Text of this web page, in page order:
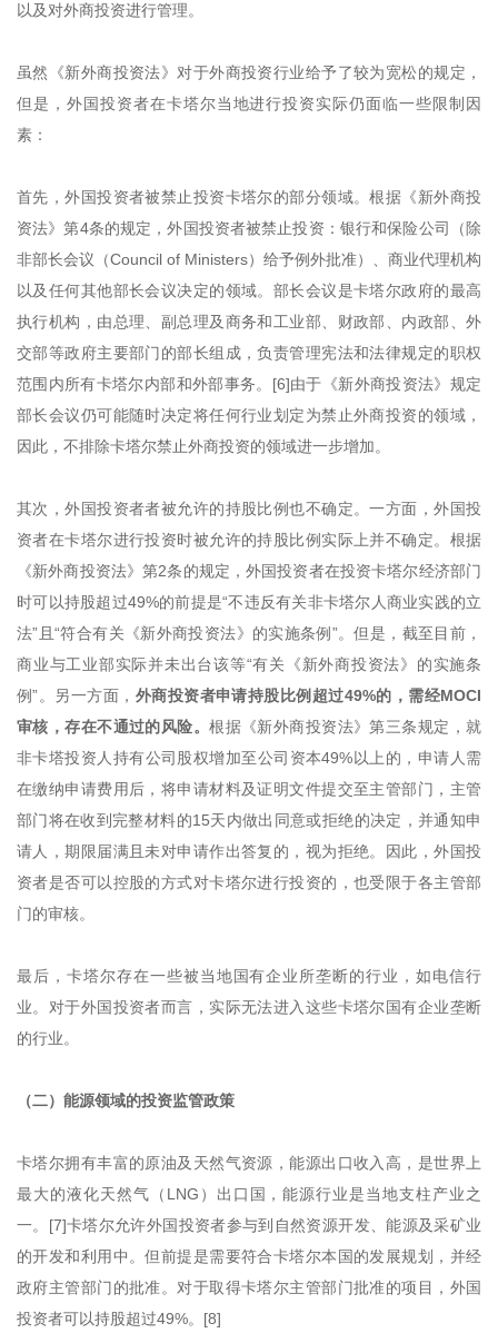
以及对外商投资进行管理。
虽然《新外商投资法》对于外商投资行业给予了较为宽松的规定，
但是，外国投资者在卡塔尔当地进行投资实际仍面临一些限制因
素：
首先，外国投资者被禁止投资卡塔尔的部分领域。根据《新外商投
资法》第4条的规定，外国投资者被禁止投资：银行和保险公司（除
非部长会议（Council of Ministers）给予例外批准）、商业代理机构
以及任何其他部长会议决定的领域。部长会议是卡塔尔政府的最高
执行机构，由总理、副总理及商务和工业部、财政部、内政部、外
交部等政府主要部门的部长组成，负责管理宪法和法律规定的职权
范围内所有卡塔尔内部和外部事务。[6]由于《新外商投资法》规定
部长会议仍可能随时决定将任何行业划定为禁止外商投资的领域，
因此，不排除卡塔尔禁止外商投资的领域进一步增加。
其次，外国投资者者被允许的持股比例也不确定。一方面，外国投
资者在卡塔尔进行投资时被允许的持股比例实际上并不确定。根据
《新外商投资法》第2条的规定，外国投资者在投资卡塔尔经济部门
时可以持股超过49%的前提是“不违反有关非卡塔尔人商业实践的立
法”且“符合有关《新外商投资法》的实施条例”。但是，截至目前，
商业与工业部实际并未出台该等“有关《新外商投资法》的实施条
例”。另一方面， 外商投资者申请持股比例超过49%的，需经MOCI
审核，存在不通过的风险。根据《新外商投资法》第三条规定，就
非卡塔投资人持有公司股权增加至公司资本49%以上的，申请人需
在缴纳申请费用后，将申请材料及证明文件提交至主管部门，主管
部门将在收到完整材料的15天内做出同意或拒绝的决定，并通知申
请人，期限届满且未对申请作出答复的，视为拒绝。因此，外国投
资者是否可以控股的方式对卡塔尔进行投资的，也受限于各主管部
门的审核。
最后，卡塔尔存在一些被当地国有企业所垄断的行业，如电信行
业。对于外国投资者而言，实际无法进入这些卡塔尔国有企业垄断
的行业。
（二）能源领域的投资监管政策
卡塔尔拥有丰富的原油及天然气资源，能源出口收入高，是世界上
最大的液化天然气（LNG）出口国，能源行业是当地支柱产业之
一。[7]卡塔尔允许外国投资者参与到自然资源开发、能源及采矿业
的开发和利用中。但前提是需要符合卡塔尔本国的发展规划，并经
政府主管部门的批准。对于取得卡塔尔主管部门批准的项目，外国
投资者可以持股超过49%。[8]